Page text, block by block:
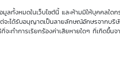
ทั้งหมดในเว็บไซต์นี้ และห้ามมิให้บุคคลใดก
จะได้รับอนุญาตเป็นลายลักษณ์อักษรจากบริ
ทำการเรียกร้องค่าเสียหายใดๆ ที่เกิดขึ้นจ
ข้อมูล DW